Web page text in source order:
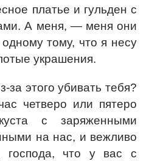
платье и гульден с
А меня, — меня они
тому, что я несу
украшения.
этого убивать тебя?
четверо или пятеро
с заряженными
на нас, и вежливо
господа, что у вас с